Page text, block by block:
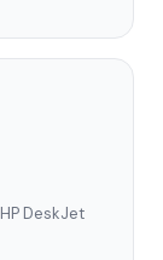
DeskJet